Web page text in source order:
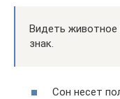
Видеть
знак.
Сон несет